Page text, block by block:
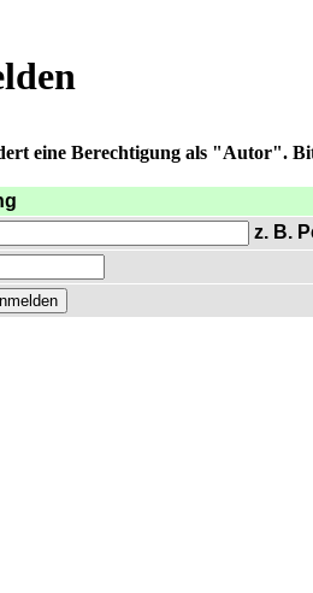
eine Berechtigung als "Autor".
z. B.